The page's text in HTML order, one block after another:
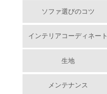
ソファ選びのコツ
インテリアコーディネート
生地
メンテナンス